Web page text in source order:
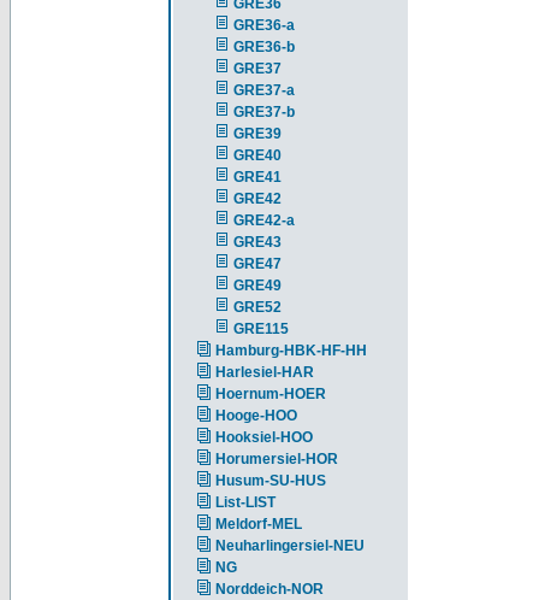
GRE36
GRE36-a
GRE36-b
GRE37
GRE37-a
GRE37-b
GRE39
GRE40
GRE41
GRE42
GRE42-a
GRE43
GRE47
GRE49
GRE52
GRE115
Hamburg-HBK-HF-HH
Harlesiel-HAR
Hoernum-HOER
Hooge-HOO
Hooksiel-HOO
Horumersiel-HOR
Husum-SU-HUS
List-LIST
Meldorf-MEL
Neuharlingersiel-NEU
NG
Norddeich-NOR